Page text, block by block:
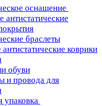
оснащение
антистатические
браслеты
коврики
обуви
и провода для
упаковка